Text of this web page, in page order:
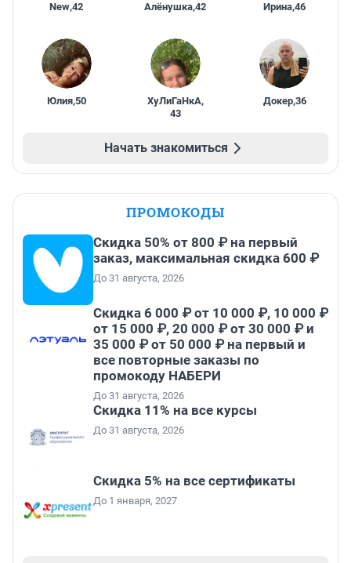
New,42 Алёнушка,42 Ирина,46
Юлия,50 ХуЛиГаНкА,
43
Докер,36
Начать знакомиться
ПРОМОКОДЫ
Скидка 50% от 800 ₽ на первый
заказ, максимальная скидка 600 ₽
До 31 августа, 2026
Скидка 6 000 ₽ от 10 000 ₽, 10 000 ₽
от 15 000 ₽, 20 000 ₽ от 30 000 ₽ и
35 000 ₽ от 50 000 ₽ на первый и
все повторные заказы по
промокоду НАБЕРИ
До 31 августа, 2026
Скидка 11% на все курсы
До 31 августа, 2026
Скидка 5% на все сертификаты
До 1 января, 2027